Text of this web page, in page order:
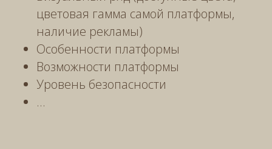
цветовая гамма самой платформы,
наличие рекламы)
Особенности платформы
Возможности платформы
Уровень безопасности
...